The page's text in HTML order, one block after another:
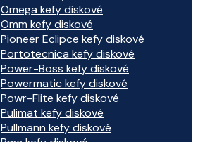
Omega kefy diskové
Omm kefy diskové
Pioneer Eclipce kefy diskové
Portotecnica kefy diskové
Power-Boss kefy diskové
Powermatic kefy diskové
Powr-Flite kefy diskové
Pulimat kefy diskové
Pullmann kefy diskové